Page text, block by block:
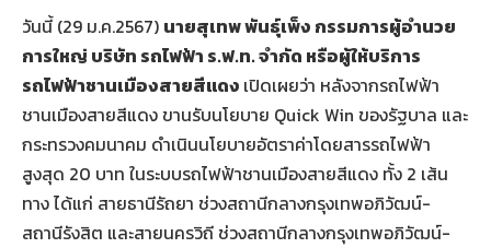
วันนี้ (29 ม.ค.2567) นายสุเทพ พันธุ์เพ็ง กรรมการผู้อำนวย
การใหญ่ บริษัท รถไฟฟ้า ร.ฟ.ท. จำกัด หรือผู้ให้บริการ
รถไฟฟ้าชานเมืองสายสีแดง เปิดเผยว่า หลังจากรถไฟฟ้า
ชานเมืองสายสีแดง ขานรับนโยบาย Quick Win ของรัฐบาล และ
กระทรวงคมนาคม ดำเนินนโยบายอัตราค่าโดยสารรถไฟฟ้า
สูงสุด 20 บาท ในระบบรถไฟฟ้าชานเมืองสายสีแดง ทั้ง 2 เส้น
ทาง ได้แก่ สายธานีรัถยา ช่วงสถานีกลางกรุงเทพอภิวัฒน์-
สถานีรังสิต และสายนครวิถี ช่วงสถานีกลางกรุงเทพอภิวัฒน์-